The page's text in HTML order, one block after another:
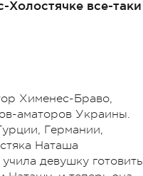
Холостячке все-таки
Хименес-Браво,
аматоров Украины.
Германии,
Наташа
девушку готовить